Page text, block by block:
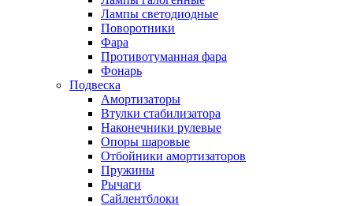
Лампы светодиодные
Поворотники
Фара
Противотуманная фара
Фонарь
Подвеска
Амортизаторы
Втулки стабилизатора
Наконечники рулевые
Опоры шаровые
Отбойники амортизаторов
Пружины
Рычаги
Сайлентблоки